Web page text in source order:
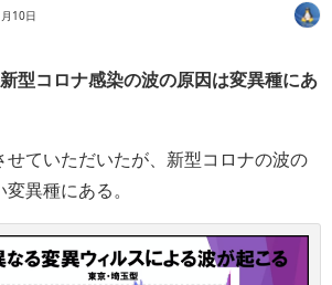
10日
型コロナ感染の波の原因は変異種にあ
せていただいたが、新型コロナの波の
異種にある。